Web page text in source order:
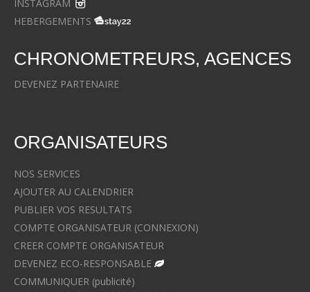
INSTAGRAM
HEBERGEMENTS
CHRONOMETREURS, AGENCES
DEVENEZ PARTENAIRE
ORGANISATEURS
NOS SERVICES
AJOUTER AU CALENDRIER
PUBLIER VOS RESULTATS
COMPTE ORGANISATEUR (CONNEXION)
CREER COMPTE ORGANISATEUR
DEVENEZ ECO-RESPONSABLE
COMMUNIQUER (publicité)